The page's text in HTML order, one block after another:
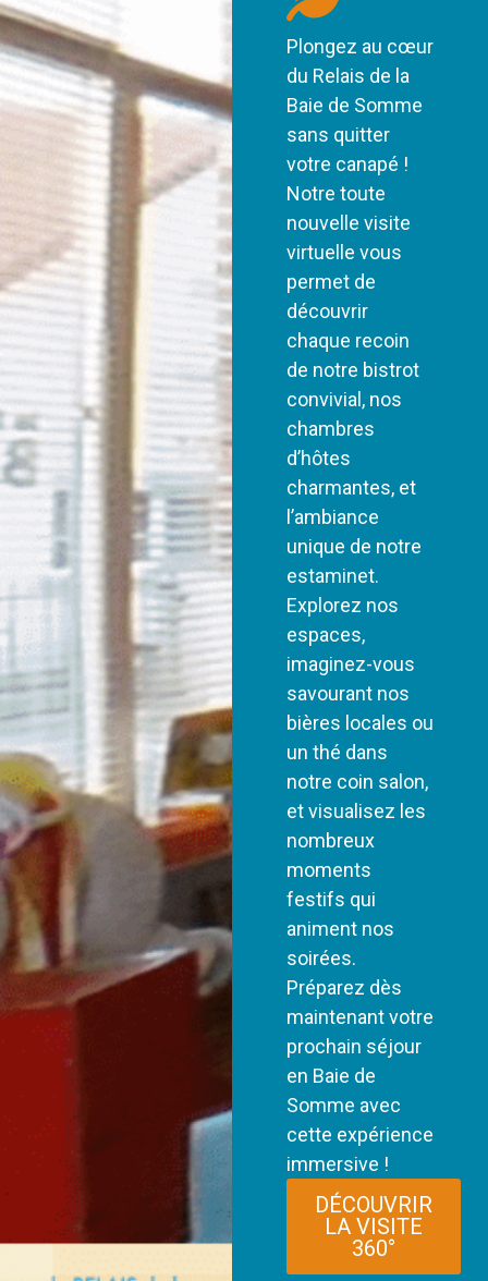
Plongez au cœur
du Relais de la
Baie de Somme
sans quitter
votre canapé !
Notre toute
nouvelle visite
virtuelle vous
permet de
découvrir
chaque recoin
de notre bistrot
convivial, nos
chambres
d’hôtes
charmantes, et
l’ambiance
unique de notre
estaminet.
Explorez nos
espaces,
imaginez-vous
savourant nos
bières locales ou
un thé dans
notre coin salon,
et visualisez les
nombreux
moments
festifs qui
animent nos
soirées.
Préparez dès
maintenant votre
prochain séjour
en Baie de
Somme avec
cette expérience
immersive !
DÉCOUVRIR
LA VISITE
360°